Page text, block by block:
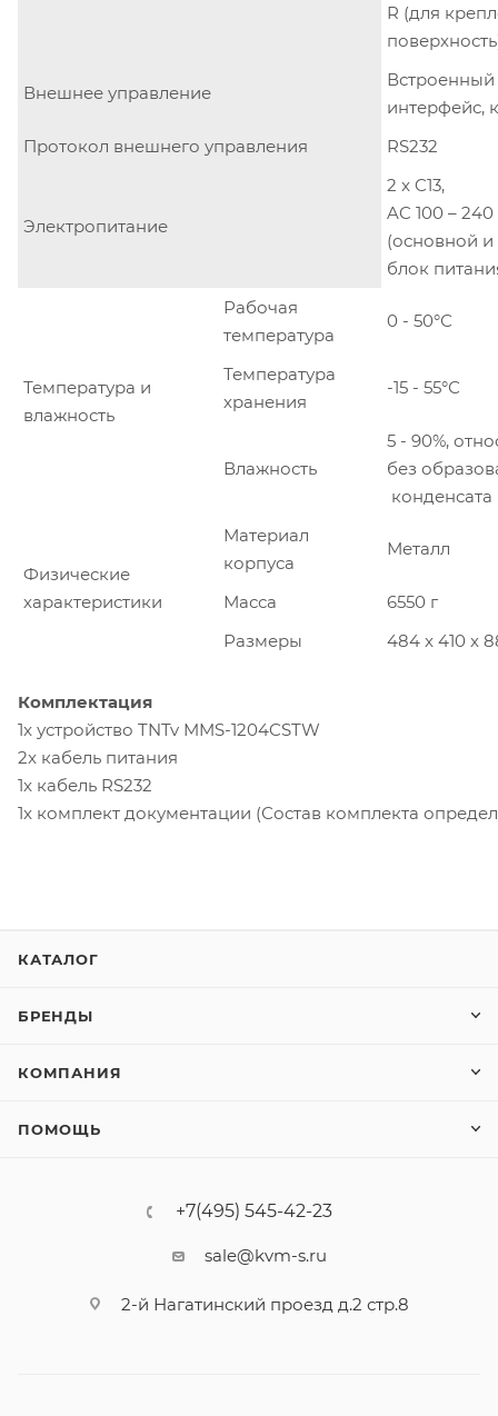
R (для
Внешнее управление
Встроенный
интерфейс,
Протокол внешнего управления
RS232
Электропитание
2 x C13,
AC 100 –
(основной
блок
Температура и
влажность
Рабочая
температура
0 - 50°С
Температура
хранения
-15 - 55°С
Влажность
5 - 90%,
без
конденсата
Физические
характеристики
Материал
корпуса
Металл
Масса
6550 г
Размеры
484 x 410 x
Комплектация
1x устройство TNTv MMS-1204CSTW
2x кабель питания
1x кабель RS232
1x комплект документации (Состав комплекта
КАТАЛОГ
БРЕНДЫ
КОМПАНИЯ
ПОМОЩЬ
+7(495) 545-42-23
sale@kvm-s.ru
2-й Нагатинский проезд д.2 стр.8